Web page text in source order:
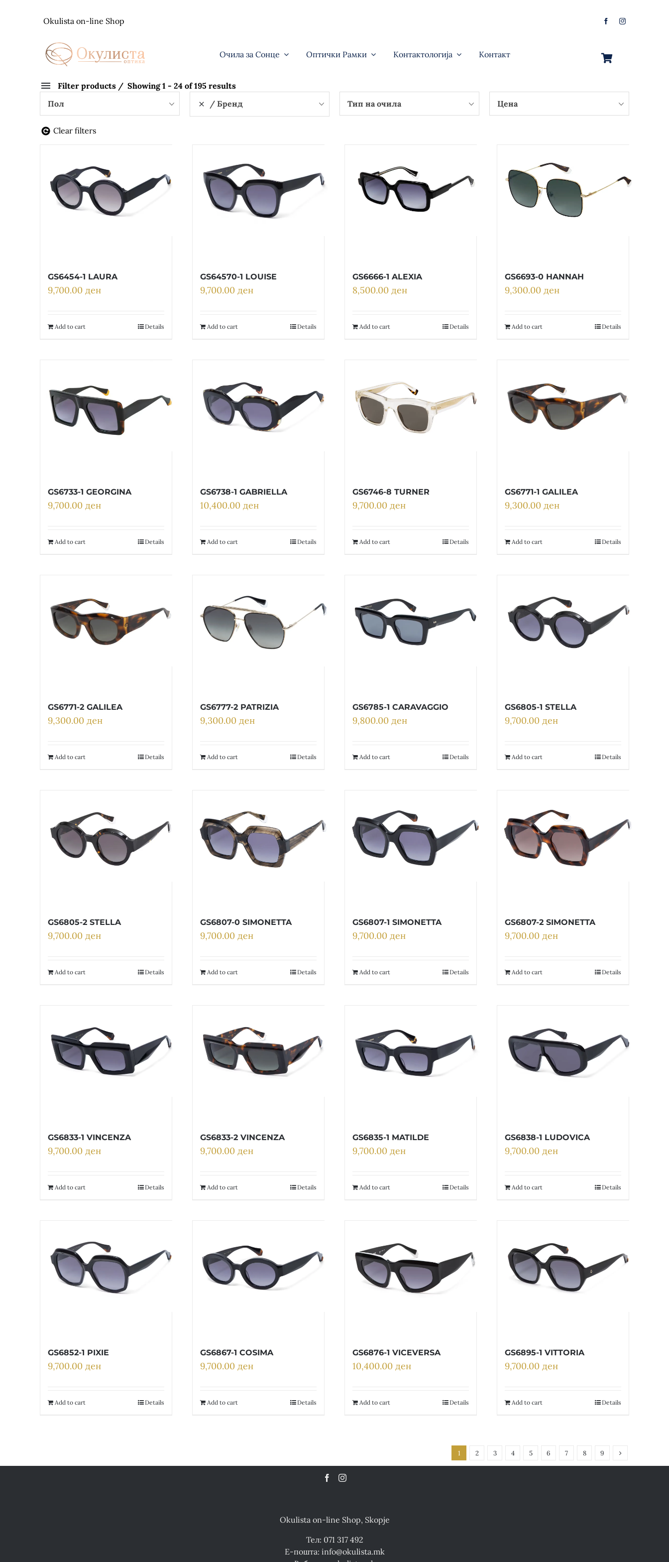
Okulista on-line Shop
Очила за Сонце Оптички Рамки Контактологија Контакт
Filter products
Showing 1 - 24 of 195 results
Пол
Бренд Тип на очила Цена
Clear filters
GS6454-1 LAURA
9,700.00 ден
Add to cart Details
GS64570-1 LOUISE
9,700.00 ден
Add to cart Details
GS6666-1 ALEXIA
8,500.00 ден
Add to cart Details
GS6693-0 HANNAH
9,300.00 ден
Add to cart Details
GS6733-1 GEORGINA
9,700.00 ден
Add to cart Details
GS6738-1 GABRIELLA
10,400.00 ден
Add to cart Details
GS6746-8 TURNER
9,700.00 ден
Add to cart Details
GS6771-1 GALILEA
9,300.00 ден
Add to cart Details
GS6771-2 GALILEA
9,300.00 ден
Add to cart Details
GS6777-2 PATRIZIA
9,300.00 ден
Add to cart Details
GS6785-1 CARAVAGGIO
9,800.00 ден
Add to cart Details
GS6805-1 STELLA
9,700.00 ден
Add to cart Details
GS6805-2 STELLA
9,700.00 ден
Add to cart Details
GS6807-0 SIMONETTA
9,700.00 ден
Add to cart Details
GS6807-1 SIMONETTA
9,700.00 ден
Add to cart Details
GS6807-2 SIMONETTA
9,700.00 ден
Add to cart Details
GS6833-1 VINCENZA
9,700.00 ден
Add to cart Details
GS6833-2 VINCENZA
9,700.00 ден
Add to cart Details
GS6835-1 MATILDE
9,700.00 ден
Add to cart Details
GS6838-1 LUDOVICA
9,700.00 ден
Add to cart Details
GS6852-1 PIXIE
9,700.00 ден
Add to cart Details
GS6867-1 COSIMA
9,700.00 ден
Add to cart Details
GS6876-1 VICEVERSA
10,400.00 ден
Add to cart Details
GS6895-1 VITTORIA
9,700.00 ден
Add to cart Details
1 2 3 4 5 6 7 8 9
Okulista on-line Shop, Skopje
Тел: 071 317 492
Е-пошта: info@okulista.mk